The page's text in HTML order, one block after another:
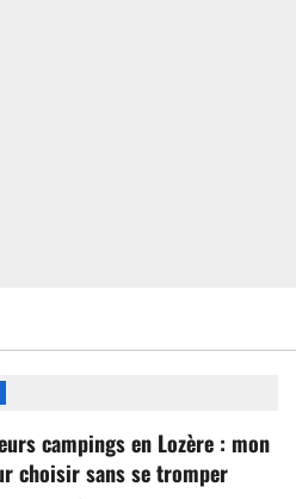
campings en Lozère : mon
choisir sans se tromper